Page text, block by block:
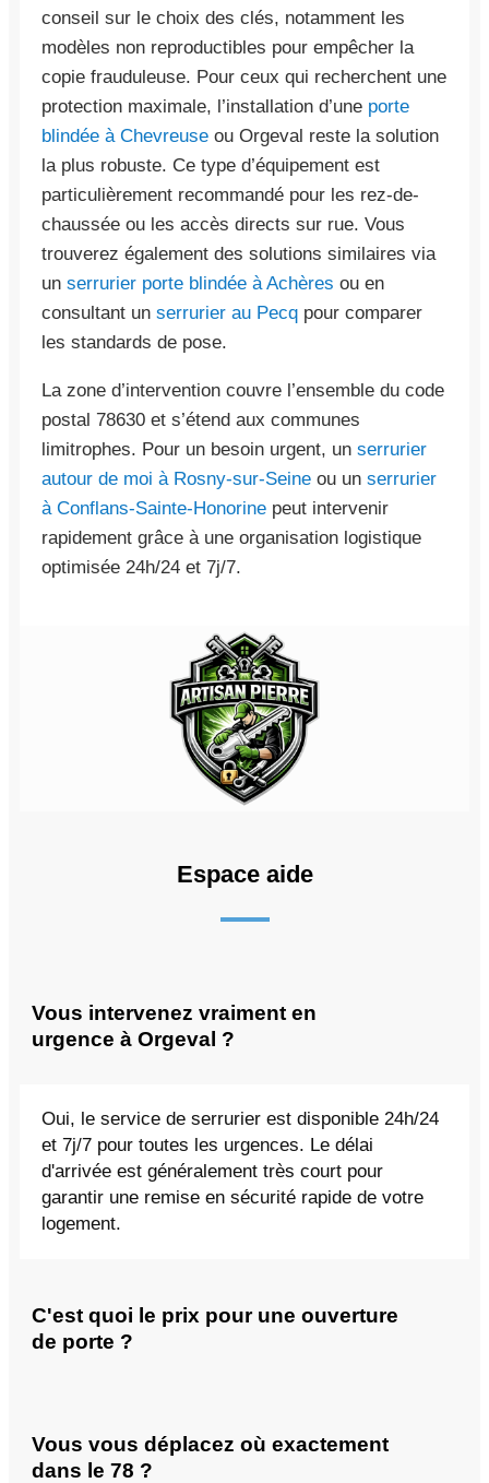
conseil sur le choix des clés, notamment les
modèles non reproductibles pour empêcher la
copie frauduleuse. Pour ceux qui recherchent une
protection maximale, l’installation d’une porte
blindée à Chevreuse ou Orgeval reste la solution
la plus robuste. Ce type d’équipement est
particulièrement recommandé pour les rez-de-
chaussée ou les accès directs sur rue. Vous
trouverez également des solutions similaires via
un serrurier porte blindée à Achères ou en
consultant un serrurier au Pecq pour comparer
les standards de pose.
La zone d’intervention couvre l’ensemble du code
postal 78630 et s’étend aux communes
limitrophes. Pour un besoin urgent, un serrurier
autour de moi à Rosny-sur-Seine ou un serrurier
à Conflans-Sainte-Honorine peut intervenir
rapidement grâce à une organisation logistique
optimisée 24h/24 et 7j/7.
Espace aide
Vous intervenez vraiment en
urgence à Orgeval ?
Oui, le service de serrurier est disponible 24h/24
et 7j/7 pour toutes les urgences. Le délai
d'arrivée est généralement très court pour
garantir une remise en sécurité rapide de votre
logement.
C'est quoi le prix pour une ouverture
de porte ?
Vous vous déplacez où exactement
dans le 78 ?